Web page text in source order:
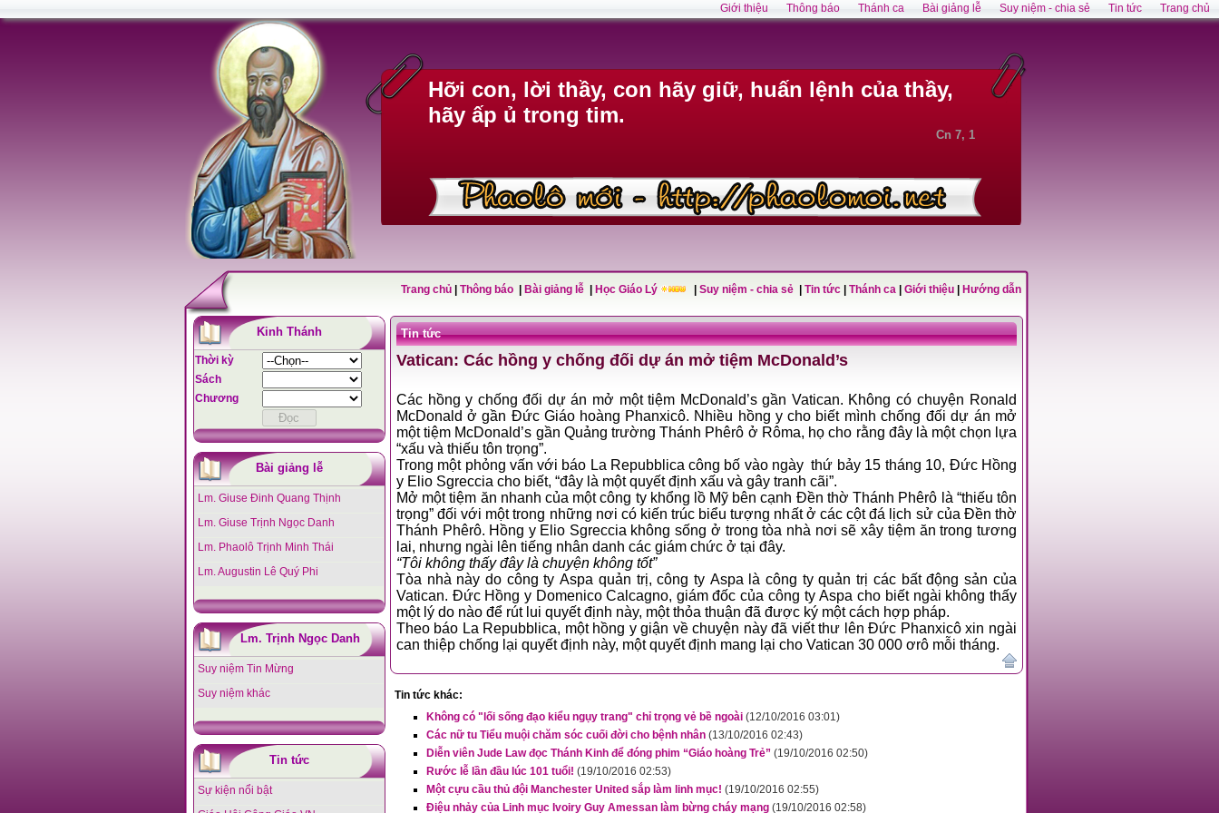
Hỡi con, lời thầy, con hãy giữ, huấn lệnh của thầy,
hãy ấp ủ trong tim.
Cn 7, 1
Trang chủ Thông báo Bài giảng lễ Học Giáo Lý Suy niệm - chia sẻ Tin tức Thánh ca Giới thiệu Hướng dẫn
Kinh Thánh
Thời kỳ
Sách
Chương
Bài giảng lễ
Lm. Giuse Đinh Quang Thịnh
Lm. Giuse Trịnh Ngọc Danh
Lm. Phaolô Trịnh Minh Thái
Lm. Augustin Lê Quý Phi
Lm. Trịnh Ngọc Danh
Suy niệm Tin Mừng
Suy niệm khác
Tin tức
Sự kiện nổi bật
Tin tức
Vatican: Các hồng y chống đối dự án mở tiệm McDonald’s
Các hồng y chống đối dự án mở một tiệm McDonald’s gần Vatican. Không có chuyện Ronald
McDonald ở gần Đức Giáo hoàng Phanxicô. Nhiều hồng y cho biết mình chống đối dự án mở
một tiệm McDonald’s gần Quảng trường Thánh Phêrô ở Rôma, họ cho rằng đây là một chọn lựa
“xấu và thiếu tôn trọng”.
Trong một phỏng vấn với báo La Repubblica công bố vào ngày thứ bảy 15 tháng 10, Đức Hồng
y Elio Sgreccia cho biết, “đây là một quyết định xấu và gây tranh cãi”.
Mở một tiệm ăn nhanh của một công ty khổng lồ Mỹ bên cạnh Đền thờ Thánh Phêrô là “thiếu tôn
trọng” đối với một trong những nơi có kiến trúc biểu tượng nhất ở các cột đá lịch sử của Đền thờ
Thánh Phêrô. Hồng y Elio Sgreccia không sống ở trong tòa nhà nơi sẽ xây tiệm ăn trong tương
lai, nhưng ngài lên tiếng nhân danh các giám chức ở tại đây.
“Tôi không thấy đây là chuyện không tốt”
Tòa nhà này do công ty Aspa quản trị, công ty Aspa là công ty quản trị các bất động sản của
Vatican. Đức Hồng y Domenico Calcagno, giám đốc của công ty Aspa cho biết ngài không thấy
một lý do nào để rút lui quyết định này, một thỏa thuận đã được ký một cách hợp pháp.
Theo báo La Repubblica, một hồng y giận về chuyện này đã viết thư lên Đức Phanxicô xin ngài
can thiệp chống lại quyết định này, một quyết định mang lại cho Vatican 30 000 ơrô mỗi tháng.
Tin tức khác:
Không có "lối sống đạo kiểu ngụy trang" chỉ trọng vẻ bề ngoài (12/10/2016 03:01)
Các nữ tu Tiểu muội chăm sóc cuối đời cho bệnh nhân (13/10/2016 02:43)
Diễn viên Jude Law đọc Thánh Kinh để đóng phim “Giáo hoàng Trẻ” (19/10/2016 02:50)
Rước lễ lần đầu lúc 101 tuổi! (19/10/2016 02:53)
Một cựu cầu thủ đội Manchester United sắp làm linh mục! (19/10/2016 02:55)
Điệu nhảy của Linh mục Ivoiry Guy Amessan làm bừng cháy mạng (19/10/2016 02:58)
Trang chủ
Tin tức
Suy niệm - chia sẻ
Bài giảng lễ
Thánh ca
Thông báo
Giới thiệu